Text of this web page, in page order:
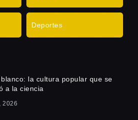
Deportes
la cultura popular que se
a la ciencia
2026